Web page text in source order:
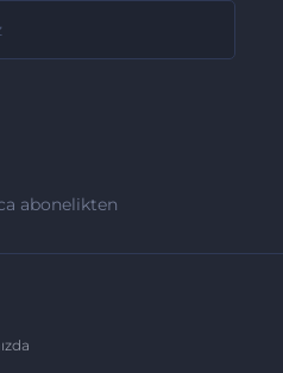
abonelikten